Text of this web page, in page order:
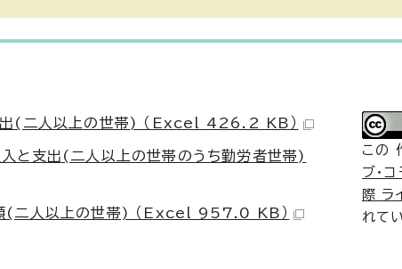
この
ブ・
際 ラ
れて
(二人以上の世帯) （Excel 426.2 KB）
と支出(二人以上の世帯のうち勤労者世帯)
(二人以上の世帯) （Excel 957.0 KB）